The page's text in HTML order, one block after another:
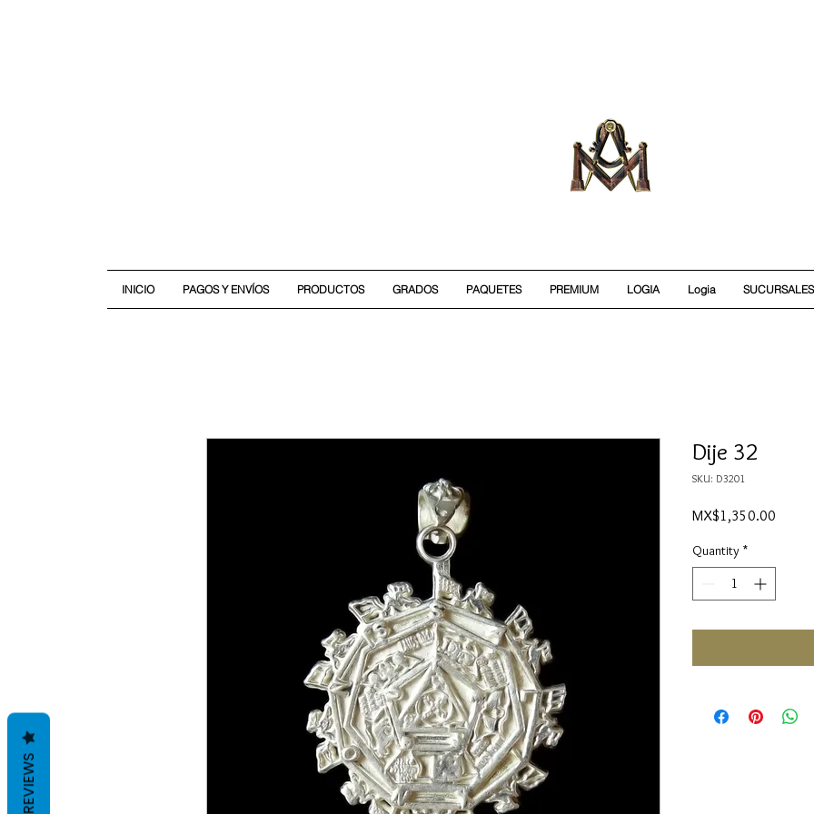
INICIO PAGOS Y ENVÍOS PRODUCTOS GRADOS PAQUETES PREMIUM LOGIA Logia SUCURSALES
Dije 32
SKU: D3201
MX$1,350.00
Quantity *
REVIEWS